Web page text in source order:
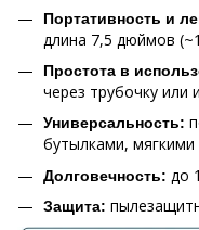
Портативность и
длина 7,5 дюймов
Простота в
через трубочку или
Универсальность:
бутылками,
Долговечность: до
Защита: